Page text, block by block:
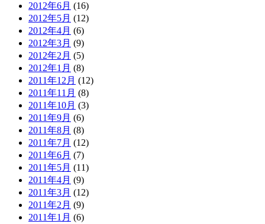
2012年6月 (16)
2012年5月 (12)
2012年4月 (6)
2012年3月 (9)
2012年2月 (5)
2012年1月 (8)
2011年12月 (12)
2011年11月 (8)
2011年10月 (3)
2011年9月 (6)
2011年8月 (8)
2011年7月 (12)
2011年6月 (7)
2011年5月 (11)
2011年4月 (9)
2011年3月 (12)
2011年2月 (9)
2011年1月 (6)